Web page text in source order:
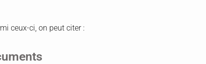
ceux-ci, on peut citer :